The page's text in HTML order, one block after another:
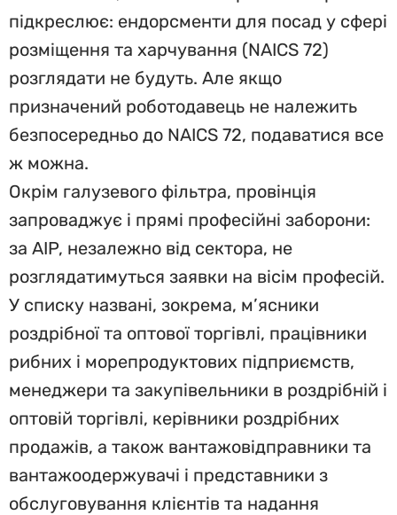
підкреслює: ендорсменти для посад у сфері
розміщення та харчування (NAICS 72)
розглядати не будуть. Але якщо
призначений роботодавець не належить
безпосередньо до NAICS 72, подаватися все
ж можна.
Окрім галузевого фільтра, провінція
запроваджує і прямі професійні заборони:
за AIP, незалежно від сектора, не
розглядатимуться заявки на вісім професій.
У списку названі, зокрема, м’ясники
роздрібної та оптової торгівлі, працівники
рибних і морепродуктових підприємств,
менеджери та закупівельники в роздрібній і
оптовій торгівлі, керівники роздрібних
продажів, а також вантажовідправники та
вантажоодержувачі і представники з
обслуговування клієнтів та надання